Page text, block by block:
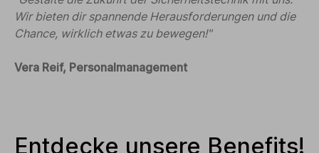
Wir bieten dir spannende Herausforderungen und die
Chance, wirklich etwas zu bewegen!"
Vera Reif, Personalmanagement
Entdecke unsere Benefits!